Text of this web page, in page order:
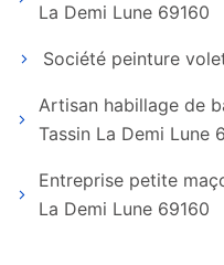
La Demi Lune 69160
Société peinture
Artisan habillage de
Tassin La Demi Lune
Entreprise petite
La Demi Lune 69160